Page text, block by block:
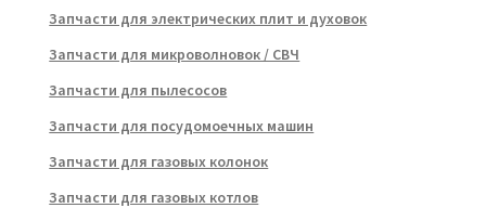
Запчасти для электрических плит и духовок
Запчасти для микроволновок / СВЧ
Запчасти для пылесосов
Запчасти для посудомоечных машин
Запчасти для газовых колонок
Запчасти для газовых котлов